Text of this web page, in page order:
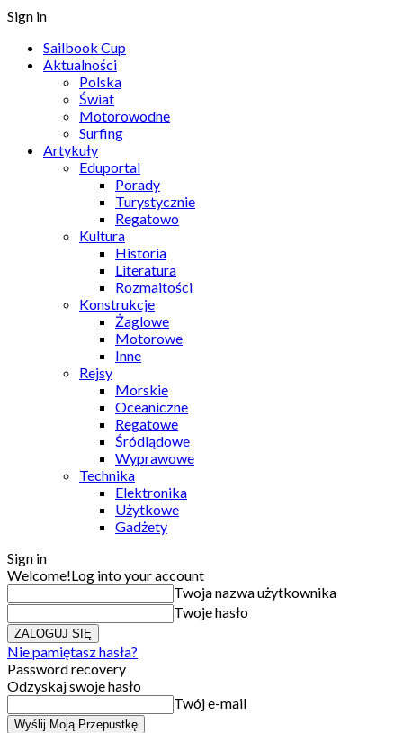
Sign in
Sailbook Cup
Aktualności
Polska
Świat
Motorowodne
Surfing
Artykuły
Eduportal
Porady
Turystycznie
Regatowo
Kultura
Historia
Literatura
Rozmaitości
Konstrukcje
Żaglowe
Motorowe
Inne
Rejsy
Morskie
Oceaniczne
Regatowe
Śródlądowe
Wyprawowe
Technika
Elektronika
Użytkowe
Gadżety
Sign in
Welcome!Log into your account
Twoja nazwa użytkownika
Twoje hasło
Nie pamiętasz hasła?
Password recovery
Odzyskaj swoje hasło
Twój e-mail